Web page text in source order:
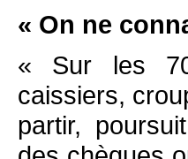
« On ne
« Sur les
caissiers,
partir,